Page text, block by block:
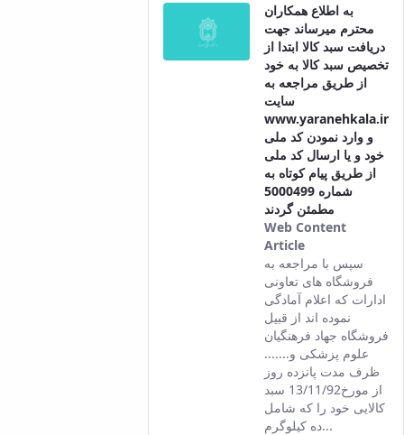
به اطلاع همکاران
محترم میرساند جهت
دریافت سبد کالا ابتدا از
تخصیص سبد کالا به خود
از طریق مراجعه به
سایت
www.yaranehkala.ir
و وارد نمودن کد ملی
خود و یا ارسال کد ملی
از طریق پیام کوتاه به
شماره 5000499
مطمئن گردند
Web Content
Article
This result
comes from
the Persian
version of this
content.
سپس با مراجعه به
فروشگاه های تعاونی
ادارات که اعلام آمادگی
نموده اند از قبیل
فروشگاه جهاد فرهنگیان
علوم پزشکی و.......
ظرف مدت پانزده روز
از مورخ13/11/92 سبد
کالایی خود را که شامل
ده کیلوگرم...